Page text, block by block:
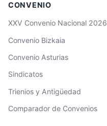
CONVENIO
XXV Convenio Nacional 2026
Convenio Bizkaia
Convenio Asturias
Sindicatos
Trienios y Antigüedad
Comparador de Convenios